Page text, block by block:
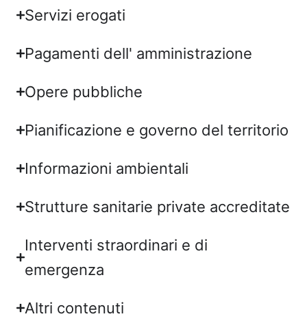
Servizi erogati
Pagamenti dell' amministrazione
Opere pubbliche
Pianificazione e governo del territorio
Informazioni ambientali
Strutture sanitarie private accreditate
Interventi straordinari e di
emergenza
Altri contenuti